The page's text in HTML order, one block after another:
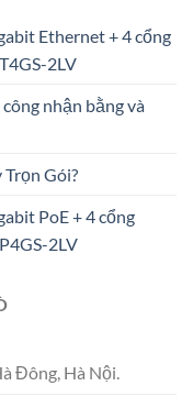
Ethernet + 4 cổng
2LV
nhận bằng và
Gói?
PoE + 4 cổng
2LV
Đông, Hà Nội.